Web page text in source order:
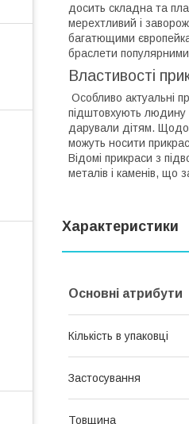
досить складна та
мерехтливий і
багатющими
браслети
Властивості
Особливо актуальні
підштовхують людину
дарували дітям. Щодо
можуть носити
Відомі прикраси з
металів і каменів, що
Характеристики
Основні атрибути
Кількість в упаковці
Застосування
Товщина